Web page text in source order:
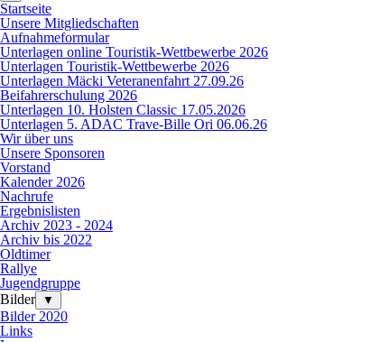
Startseite
Unsere Mitgliedschaften
Aufnahmeformular
Unterlagen online Touristik-Wettbewerbe 2026
Unterlagen Touristik-Wettbewerbe 2026
Unterlagen Mäcki Veteranenfahrt 27.09.26
Beifahrerschulung 2026
Unterlagen 10. Holsten Classic 17.05.2026
Unterlagen 5. ADAC Trave-Bille Ori 06.06.26
Wir über uns
Unsere Sponsoren
Vorstand
Kalender 2026
Nachrufe
Ergebnislisten
Archiv 2023 - 2024
Archiv bis 2022
Oldtimer
Rallye
Jugendgruppe
Bilder
▼
Bilder 2020
Links